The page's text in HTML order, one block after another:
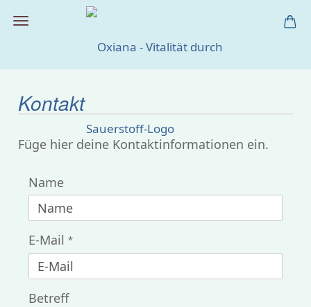
Kontakt
Füge hier deine Kontaktinformationen ein.
KONTAKT
Name
E-Mail
Betreff